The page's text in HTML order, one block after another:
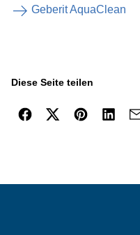
Geberit AquaClean
Diese Seite teilen